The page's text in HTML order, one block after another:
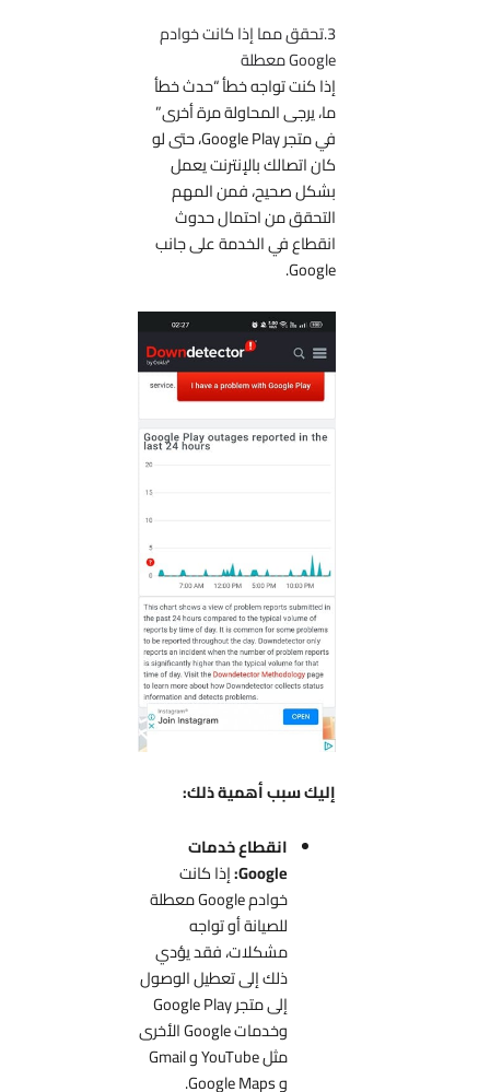
3.تحقق مما إذا كانت خوادم
إذا كنت تواجه خطأ “حدث خطأ
ما، يرجى المحاولة مرة أخرى”
في متجر Google Play، حتى لو
كان اتصالك بالإنترنت يعمل
بشكل صحيح، فمن المهم
التحقق من احتمال حدوث
انقطاع في الخدمة على جانب
إليك سبب أهمية ذلك:
انقطاع خدمات
إذا كانت
خوادم Google معطلة
للصيانة أو تواجه
مشكلات، فقد يؤدي
ذلك إلى تعطيل الوصول
إلى متجر Google Play
وخدمات Google الأخرى
مثل YouTube و Gmail